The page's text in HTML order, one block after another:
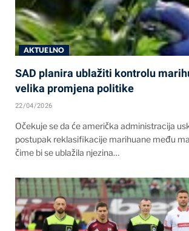
AKTUELNO
SAD planira ublažiti kontrolu
velika promjena politike
22/04/2026
Očekuje se da će američka administracija
postupak reklasifikacije marihuane među
čime bi se ublažila njezina…